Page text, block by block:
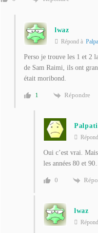
lwaz
Répond à
Perso je trouve les 1 et 2
de Sam Raimi, ils ont
était moribond.
1 Répondre
Oui c’est vrai.
les années 80 et
0
lwaz